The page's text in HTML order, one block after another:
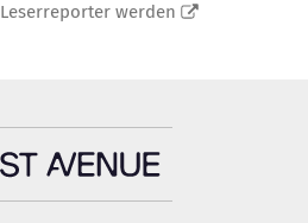
Leserreporter werden